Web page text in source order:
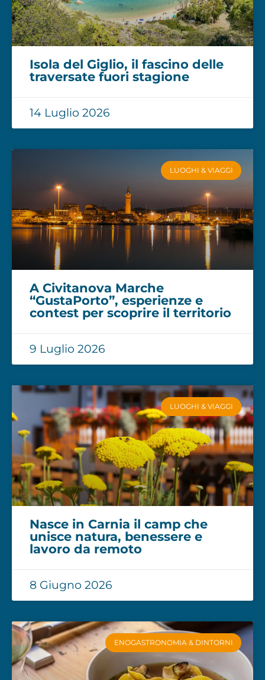
Isola del Giglio, il fascino delle
traversate fuori stagione
14 Luglio 2026
LUOGHI & VIAGGI
A Civitanova Marche
“GustaPorto”, esperienze e
contest per scoprire il territorio
9 Luglio 2026
LUOGHI & VIAGGI
Nasce in Carnia il camp che
unisce natura, benessere e
lavoro da remoto
8 Giugno 2026
ENOGASTRONOMIA & DINTORNI